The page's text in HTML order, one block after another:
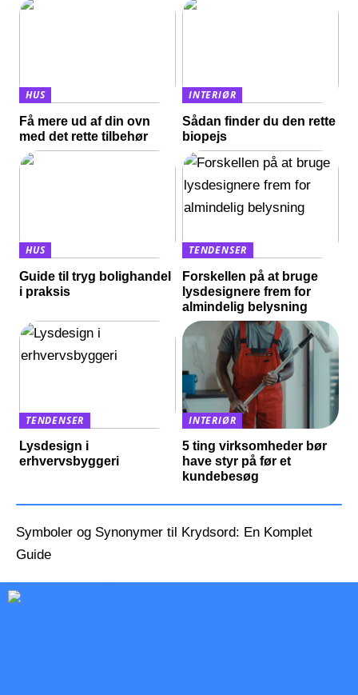
HUS
Få mere ud af din ovn
med det rette tilbehør
INTERIØR
Sådan finder du den rette
biopejs
HUS
Guide til tryg bolighandel
i praksis
TENDENSER
Forskellen på at bruge
lysdesignere frem for
almindelig belysning
TENDENSER
Lysdesign i
erhvervsbyggeri
INTERIØR
5 ting virksomheder bør
have styr på før et
kundebesøg
Symboler og Synonymer til Krydsord: En Komplet
Guide